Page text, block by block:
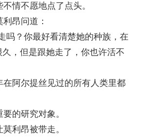
情不愿地点了点头。
昂问道：
吗？你最好看清楚她的种族，在
，但是跟她走了，你也许活不
阿尔提丝见过的所有人类里都
的研究对象。
利昂被带走。